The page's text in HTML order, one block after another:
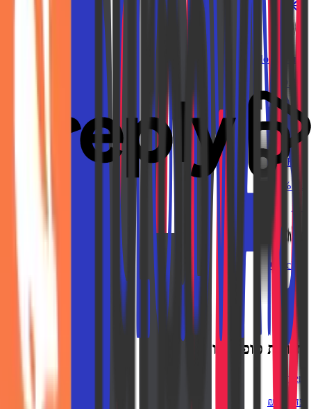
Italo Jewerly
SHEIN
עד 7.5%
ChicMe
6%
חנויות פופולריות
Fiverr
עד ₪225